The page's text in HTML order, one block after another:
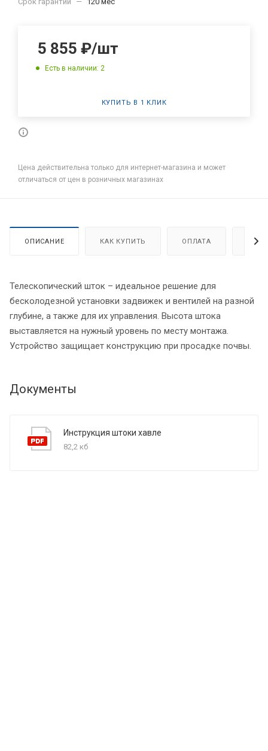
5 855 ₽/шт
Есть в наличии: 2
КУПИТЬ В 1 КЛИК
Цена действительна только для интернет-магазина и может
отличаться от цен в розничных магазинах
ОПИСАНИЕ КАК КУПИТЬ ОПЛАТА
Телескопический шток – идеальное решение для
бесколодезной установки задвижек и вентилей на разной
глубине, а также для их управления. Высота штока
выставляется на нужный уровень по месту монтажа.
Устройство защищает конструкцию при просадке почвы.
Документы
Инструкция штоки хавле
82,2 кб